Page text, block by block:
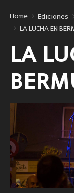
Home Ediciones
LA LUCHA EN
LA